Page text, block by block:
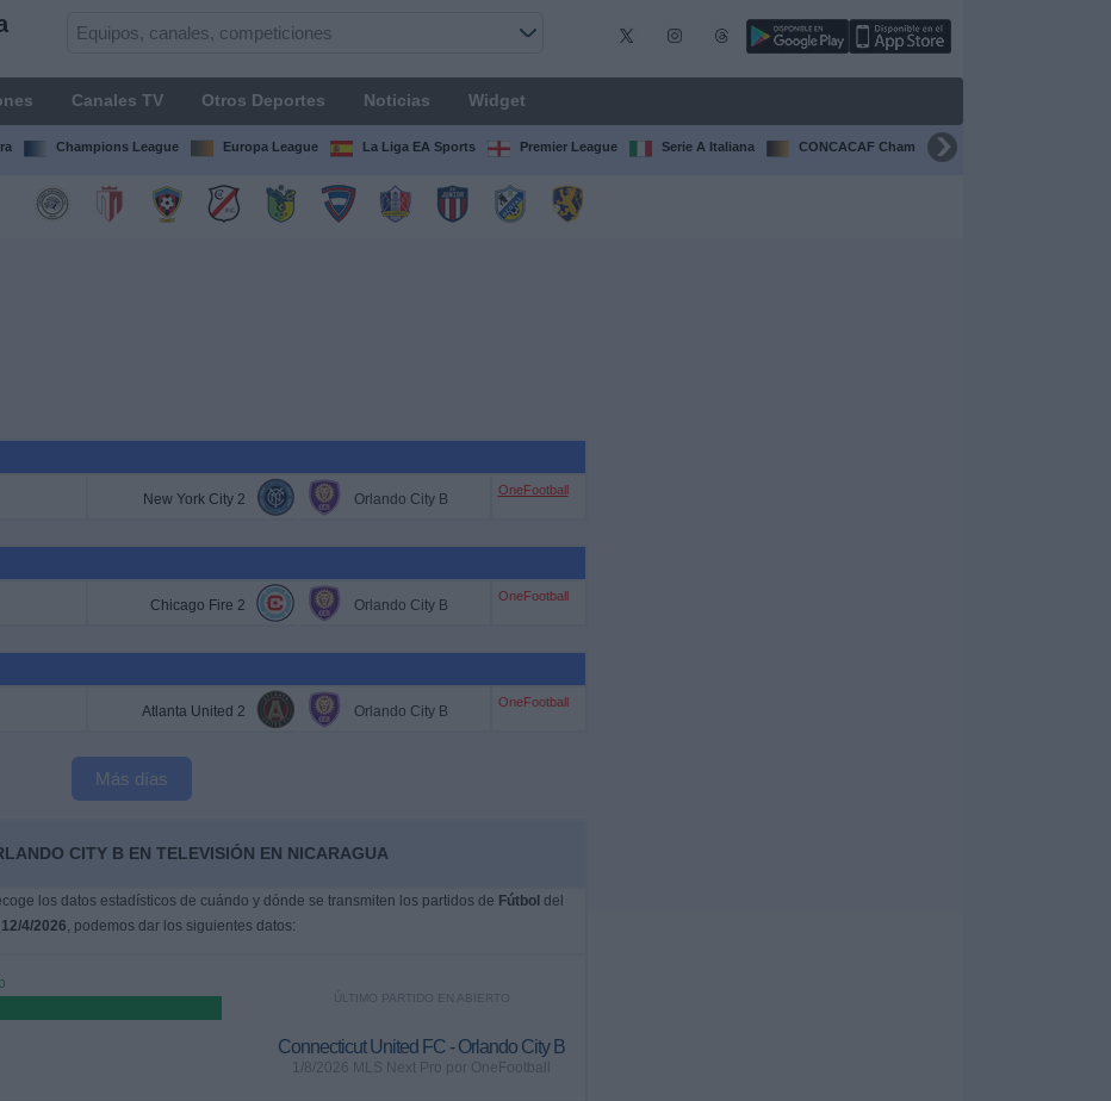
Canales TV Otros Deportes Noticias Widget
Champions League Europa League La Liga EA Sports Premier League Serie A Italiana CONCACAF Champions Cup
New York City 2 Orlando City B
OneFootball
Chicago Fire 2 Orlando City B
OneFootball
Atlanta United 2 Orlando City B
OneFootball
Más días
CITY B EN TELEVISIÓN EN NICARAGUA
los datos estadísticos de cuándo y dónde se transmiten los partidos de Fútbol del
12/4/2026, podemos dar los siguientes datos:
ÚLTIMO PARTIDO EN ABIERTO
Connecticut United FC - Orlando City B
1/8/2026 MLS Next Pro por OneFootball